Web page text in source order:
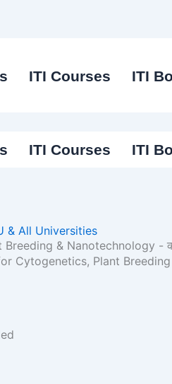
ITI Courses ITI
ITI Courses ITI
& All Universities
& Nanotechnology -
Cytogenetics, Plant Breeding